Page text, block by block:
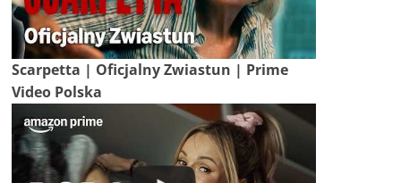
Scarpetta | Oficjalny Zwiastun | Prime
Video Polska